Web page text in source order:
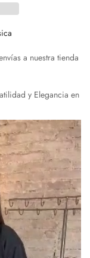
a nuestra tienda
y Elegancia en